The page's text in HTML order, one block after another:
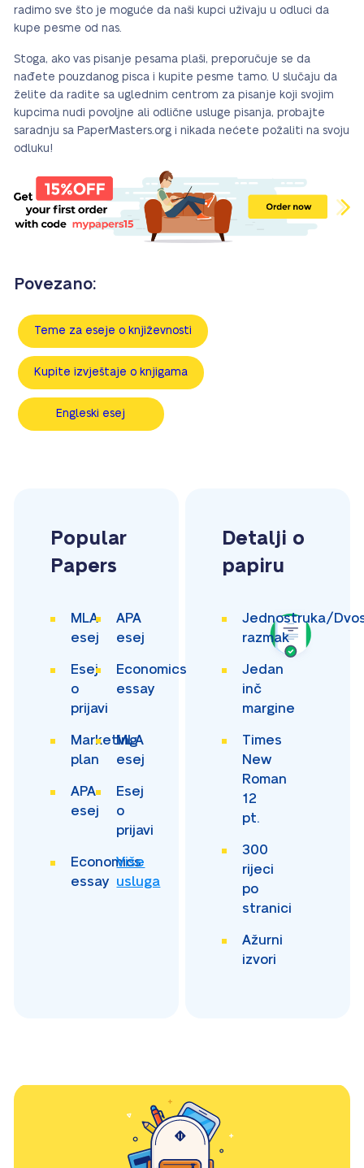
radimo sve što je moguće da naši kupci uživaju u odluci da
kupe pesme od nas.
Stoga, ako vas pisanje pesama plaši, preporučuje se da
nađete pouzdanog pisca i kupite pesme tamo. U slučaju da
želite da radite sa uglednim centrom za pisanje koji svojim
kupcima nudi povoljne ali odlične usluge pisanja, probajte
saradnju sa PaperMasters.org i nikada nećete požaliti na svoju
odluku!
Povezano:
Teme za eseje o književnosti
Kupite izvještaje o knjigama
Engleski esej
Popular
Papers
MLA
esej
APA
esej
Esej
o
prijavi
Economics
essay
Marketing
plan
MLA
esej
APA
esej
Esej
o
prijavi
Economics
essay
Više
usluga
Detalji o
papiru
Jednostruka/
razmak
Jedan
inč
margine
Times
New
Roman
12
pt.
300
rijeci
po
stranici
Ažurni
izvori